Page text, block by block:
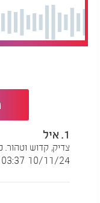
1. איל
צדיק, קדוש וטהור.
10/11/24 03:37